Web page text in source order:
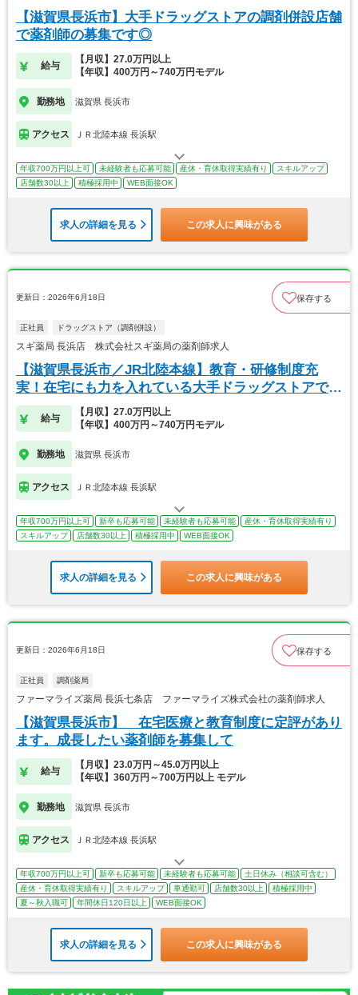
【滋賀県長浜市】大手ドラッグストアの調剤併設店舗
で薬剤師の募集です◎
給与
【月収】27.0万円以上
【年収】400万円～740万円モデル
勤務地 滋賀県 長浜市
アクセス ＪＲ北陸本線 長浜駅
年収700万円以上可 未経験者も応募可能 産休・育休取得実績有り
スキルアップ
店舗数30以上
積極採用中 WEB面接OK
求人の詳細を見る この求人に興味がある
更新日：2026年6月18日 保存する
正社員 ドラッグストア（調剤併設）
スギ薬局 長浜店 株式会社スギ薬局の薬剤師求人
【滋賀県長浜市／JR北陸本線】教育・研修制度充
実！在宅にも力を入れている大手ドラッグストアで
す！
給与
【月収】27.0万円以上
【年収】400万円～740万円モデル
勤務地 滋賀県 長浜市
アクセス ＪＲ北陸本線 長浜駅
年収700万円以上可 新卒も応募可能 未経験者も応募可能
産休・育休取得実績有り
スキルアップ
店舗数30以上 積極採用中 WEB面接OK
求人の詳細を見る この求人に興味がある
更新日：2026年6月18日 保存する
正社員 調剤薬局
ファーマライズ薬局 長浜七条店 ファーマライズ株式会社の薬剤師求人
【滋賀県長浜市】 在宅医療と教育制度に定評があり
ます。成長したい薬剤師を募集して
給与
【月収】23.0万円～45.0万円以上
【年収】360万円～700万円以上 モデル
勤務地 滋賀県 長浜市
アクセス ＪＲ北陸本線 長浜駅
年収700万円以上可 新卒も応募可能 未経験者も応募可能
土日休み（相談可含む）
産休・育休取得実績有り
スキルアップ 車通勤可 店舗数30以上
積極採用中
夏～秋入職可
年間休日120日以上 WEB面接OK
求人の詳細を見る この求人に興味がある